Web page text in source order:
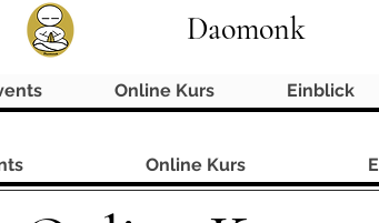
Daomonk
Online Kurs Einblick
Online Kurs